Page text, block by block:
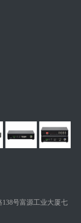
号富源工业大厦七